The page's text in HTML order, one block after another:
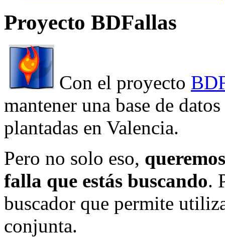
Proyecto BDFallas
Con el proyecto
mantener una base de
plantadas en Valencia.
Pero no solo eso,
falla que estás buscando.
buscador que permite
conjunta.